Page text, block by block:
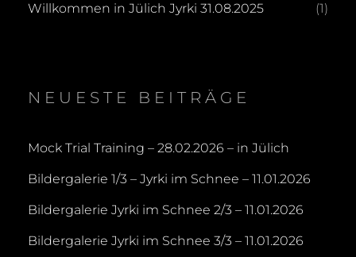
Willkommen in Jülich Jyrki 31.08.2025 (1)
NEUESTE BEITRÄGE
Mock Trial Training – 28.02.2026 – in Jülich
Bildergalerie 1/3 – Jyrki im Schnee – 11.01.2026
Bildergalerie Jyrki im Schnee 2/3 – 11.01.2026
Bildergalerie Jyrki im Schnee 3/3 – 11.01.2026